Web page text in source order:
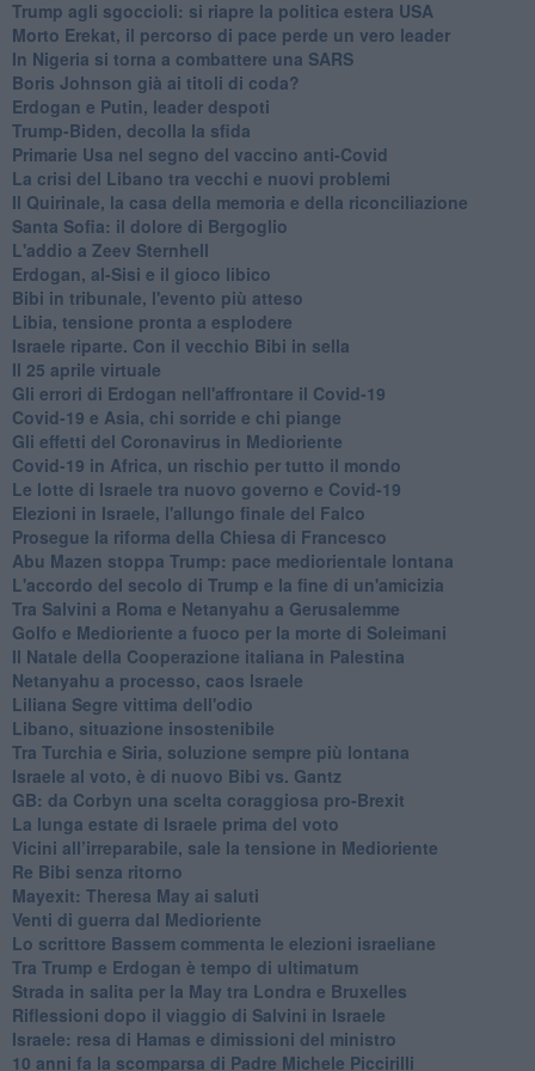
Trump agli sgoccioli: si riapre la politica estera USA
Morto Erekat, il percorso di pace perde un vero leader
In Nigeria si torna a combattere una SARS
Boris Johnson già ai titoli di coda?
Erdogan e Putin, leader despoti
Trump-Biden, decolla la sfida
Primarie Usa nel segno del vaccino anti-Covid
La crisi del Libano tra vecchi e nuovi problemi
Il Quirinale, la casa della memoria e della riconciliazione
Santa Sofia: il dolore di Bergoglio
L'addio a ​Zeev Sternhell
Erdogan, al-Sisi e il gioco libico
Bibi in tribunale, l'evento più atteso
Libia, tensione pronta a esplodere
Israele riparte. Con il vecchio Bibi in sella
Il 25 aprile virtuale
Gli errori di Erdogan nell'affrontare il Covid-19
Covid-19 e Asia, chi sorride e chi piange
Gli effetti del Coronavirus in Medioriente
Covid-19 in Africa, un rischio per tutto il mondo
Le lotte di Israele tra nuovo governo e Covid-19
Elezioni in Israele, l'allungo finale del Falco
Prosegue la riforma della Chiesa di Francesco
Abu Mazen stoppa Trump: pace mediorientale lontana
L'accordo del secolo di Trump e la fine di un'amicizia
Tra Salvini a Roma e Netanyahu a Gerusalemme
Golfo e Medioriente a fuoco per la morte di Soleimani
Il Natale della Cooperazione italiana in Palestina
Netanyahu a processo, caos Israele
Liliana Segre vittima dell'odio
Libano, situazione insostenibile
Tra Turchia e Siria, soluzione sempre più lontana
Israele al voto, è di nuovo Bibi vs. Gantz
GB: da Corbyn una scelta coraggiosa pro-Brexit
La lunga estate di Israele prima del voto
Vicini all’irreparabile, sale la tensione in Medioriente
Re Bibi senza ritorno
Mayexit: Theresa May ai saluti
Venti di guerra dal Medioriente
Lo scrittore Bassem commenta le elezioni israeliane
Tra Trump e Erdogan è tempo di ultimatum
Strada in salita per la May tra Londra e Bruxelles
Riflessioni dopo il viaggio di Salvini in Israele
Israele: resa di Hamas e dimissioni del ministro
10 anni fa la scomparsa di Padre Michele Piccirilli